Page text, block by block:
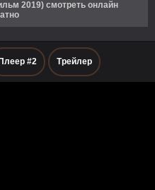
2019) смотреть онлайн
#2 Трейлер